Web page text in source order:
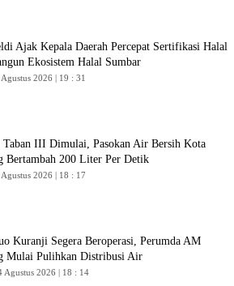
Ajak Kepala Daerah Percepat Sertifikasi Halal
Ekosistem Halal Sumbar
2026 | 19 : 31
Taban III Dimulai, Pasokan Air Bersih Kota
Bertambah 200 Liter Per Detik
2026 | 18 : 17
Kuranji Segera Beroperasi, Perumda AM
Mulai Pulihkan Distribusi Air
Agustus 2026 | 18 : 14